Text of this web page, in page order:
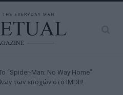
“Spider-Man: No Way Home”
των εποχών στο IMDB!